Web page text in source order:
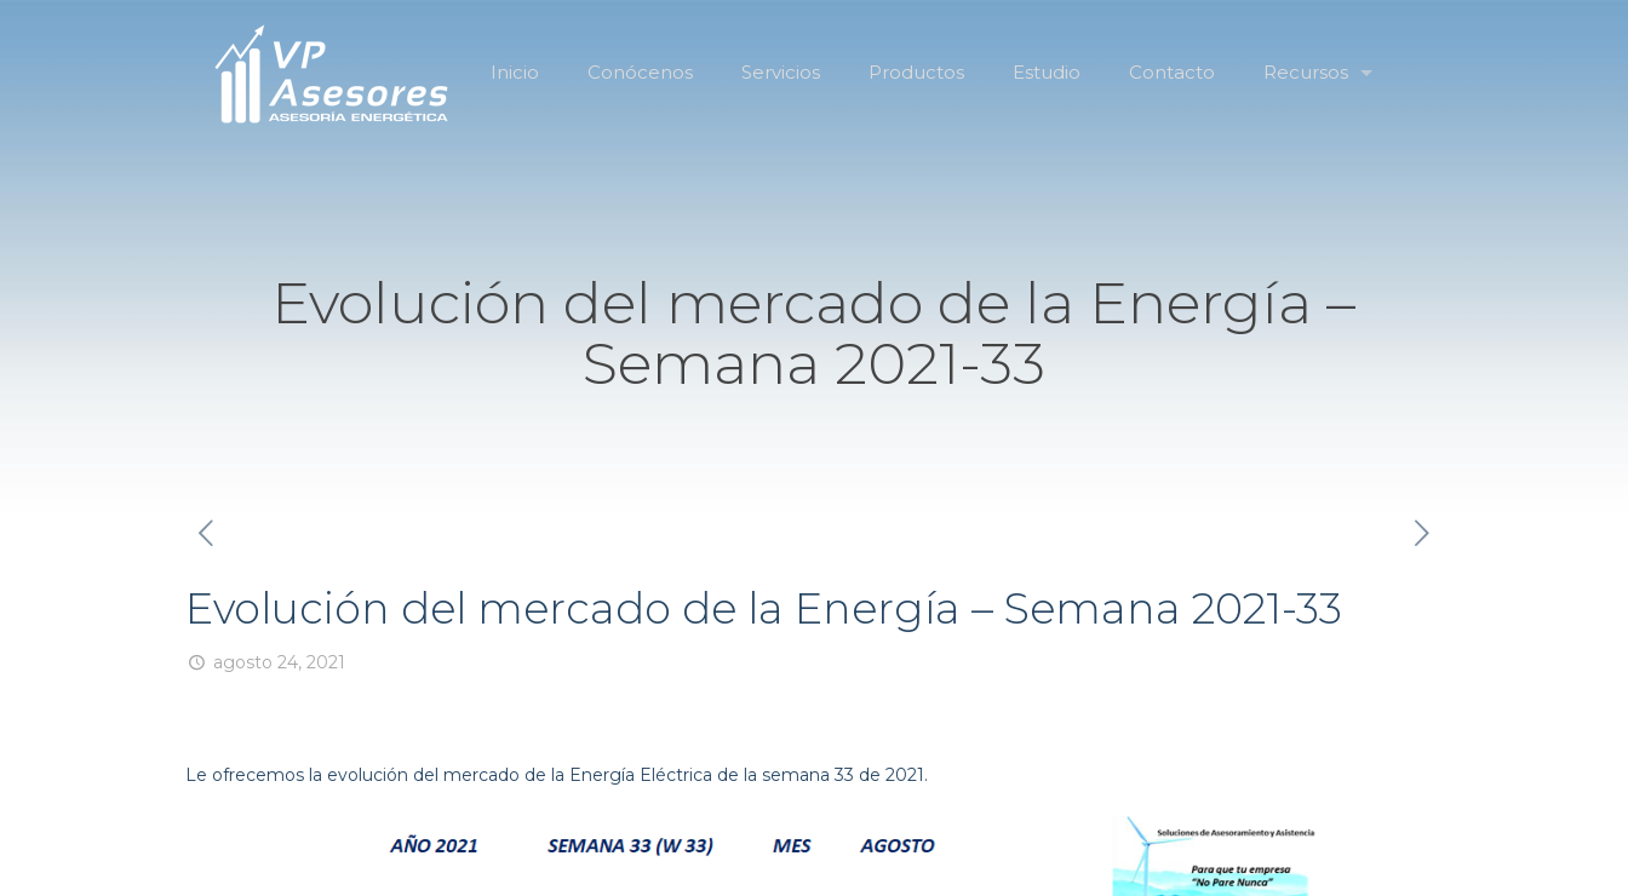
Inicio Conócenos Servicios Productos Estudio Contacto Recursos
Evolución del mercado de la Energía –
Semana 2021-33
Evolución del mercado de la Energía – Semana 2021-33
agosto 24, 2021
Le ofrecemos la evolución del mercado de la Energía Eléctrica de la semana 33 de 2021.